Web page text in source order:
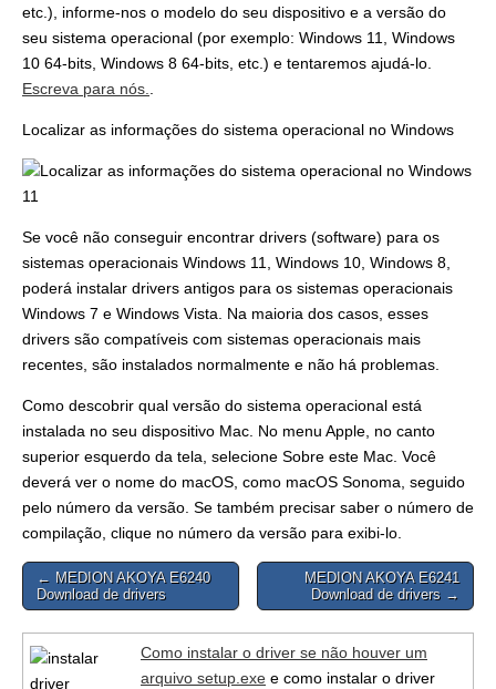
etc.), informe-nos o modelo do seu dispositivo e a versão do
seu sistema operacional (por exemplo: Windows 11, Windows
10 64-bits, Windows 8 64-bits, etc.) e tentaremos ajudá-lo.
Escreva para nós..
Localizar as informações do sistema operacional no Windows
Se você não conseguir encontrar drivers (software) para os
sistemas operacionais Windows 11, Windows 10, Windows 8,
poderá instalar drivers antigos para os sistemas operacionais
Windows 7 e Windows Vista. Na maioria dos casos, esses
drivers são compatíveis com sistemas operacionais mais
recentes, são instalados normalmente e não há problemas.
Como descobrir qual versão do sistema operacional está
instalada no seu dispositivo Mac. No menu Apple, no canto
superior esquerdo da tela, selecione Sobre este Mac. Você
deverá ver o nome do macOS, como macOS Sonoma, seguido
pelo número da versão. Se também precisar saber o número de
compilação, clique no número da versão para exibi-lo.
Post
navigation
← MEDION AKOYA E6240
Download de drivers
MEDION AKOYA E6241
Download de drivers →
Como instalar o driver se não houver um
arquivo setup.exe e como instalar o driver